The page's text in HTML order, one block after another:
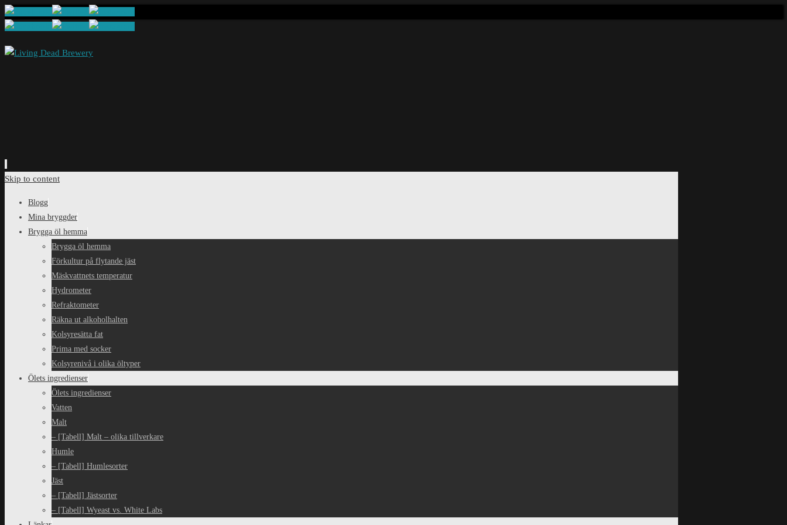
Skip to content
Blogg
Mina bryggder
Brygga öl hemma
Brygga öl hemma
Förkultur på flytande jäst
Mäskvattnets temperatur
Hydrometer
Refraktometer
Räkna ut alkoholhalten
Kolsyresätta fat
Prima med socker
Kolsyrenivå i olika öltyper
Ölets ingredienser
Ölets ingredienser
Vatten
Malt
– [Tabell] Malt – olika tillverkare
Humle
– [Tabell] Humlesorter
Jäst
– [Tabell] Jästsorter
– [Tabell] Wyeast vs. White Labs